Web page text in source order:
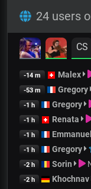
24 users
CS
-14 m Malex
-53 m Gregory
-1 h Gregory
-1 h Renata
-1 h
-1 h Gregory
-2 h Sorin
-2 h Khochnav